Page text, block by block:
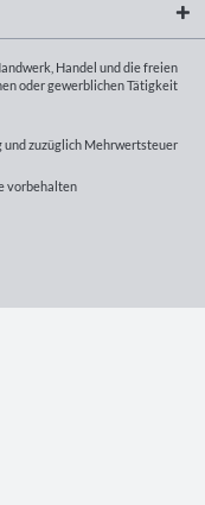
Handel und die freien
oder gewerblichen Tätigkeit
und zuzüglich Mehrwertsteuer
vorbehalten